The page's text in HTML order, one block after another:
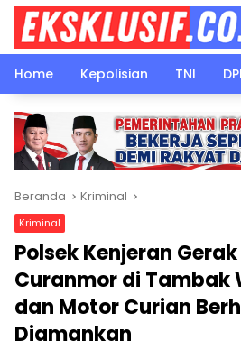
Langsung
konten
Home
Kepolisian TNI
Beranda Kriminal
Kriminal
Polsek Kenjeran
Curanmor di Tambak
dan Motor Curian
Diamankan